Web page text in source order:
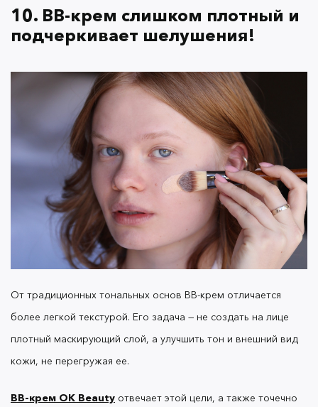
Beauty и получить от него только приятные
впечатления. Откройте для себя больше
продуктов для макияжа, ухода за лицом, телом
официальном сайте бренда >>>
10. BB-крем слишком плотный и
подчеркивает шелушения!
От традиционных тональных основ BB-крем отличается
более легкой текстурой. Его задача — не создать на лице
плотный маскирующий слой, а улучшить тон и внешний вид
кожи, не перегружая ее.
BB-крем OK Beauty отвечает этой цели, а также точечно